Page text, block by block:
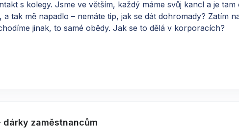
s kolegy. Jsme ve větším, každý máme svůj kancl a je
a tak mě napadlo – nemáte tip, jak se dát dohromady? Zatím
jinak, to samé obědy. Jak se to dělá v korporacích?
zaměstnancům